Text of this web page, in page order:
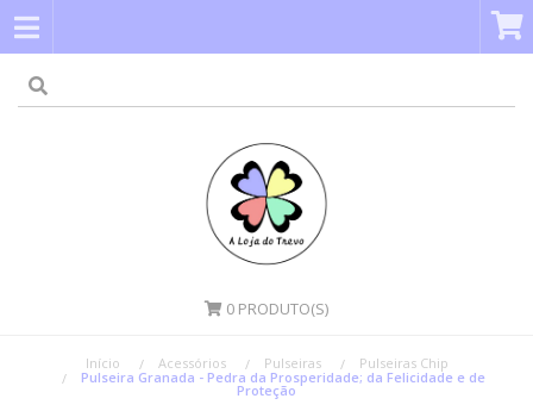
0 PRODUTO(S)
Início Acessórios Pulseiras
Pulseiras Chip
Pulseira Granada - Pedra da Prosperidade; da Felicidade e de
Proteção